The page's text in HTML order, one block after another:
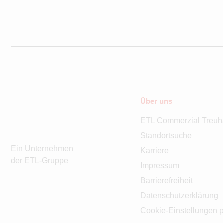
Ein Unternehmen
der ETL-Gruppe
Über uns
ETL Commerzial
Standortsuche
Karriere
Impressum
Barrierefreiheit
Datenschutzerklärung
Cookie-Einstellungen